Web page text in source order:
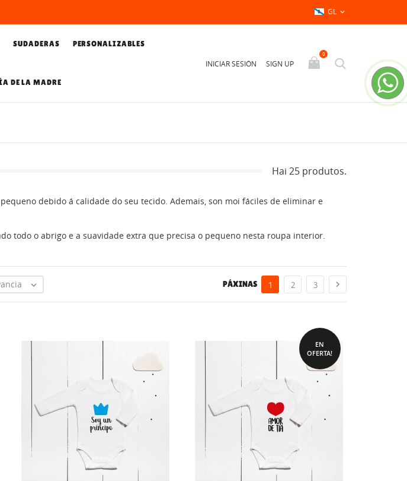
GL 
SUDADERAS PERSONALIZABLES
DE LA MADRE
INICIAR SESIÓN SIGN UP
0
Hai 25 produtos.
debido á calidade do seu tecido. Ademais, son moi fáciles de eliminar e
todo o abrigo e a suavidade extra que precisa o pequeno nesta roupa interior.
 PÁXINAS 1 2 3 
EN
OFERTA!